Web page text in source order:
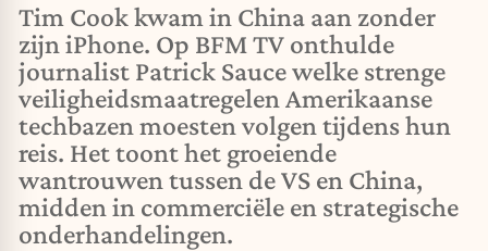
Tim Cook kwam in China aan zonder
zijn iPhone. Op BFM TV onthulde
journalist Patrick Sauce welke strenge
veiligheidsmaatregelen Amerikaanse
techbazen moesten volgen tijdens hun
reis. Het toont het groeiende
wantrouwen tussen de VS en China,
midden in commerciële en strategische
onderhandelingen.